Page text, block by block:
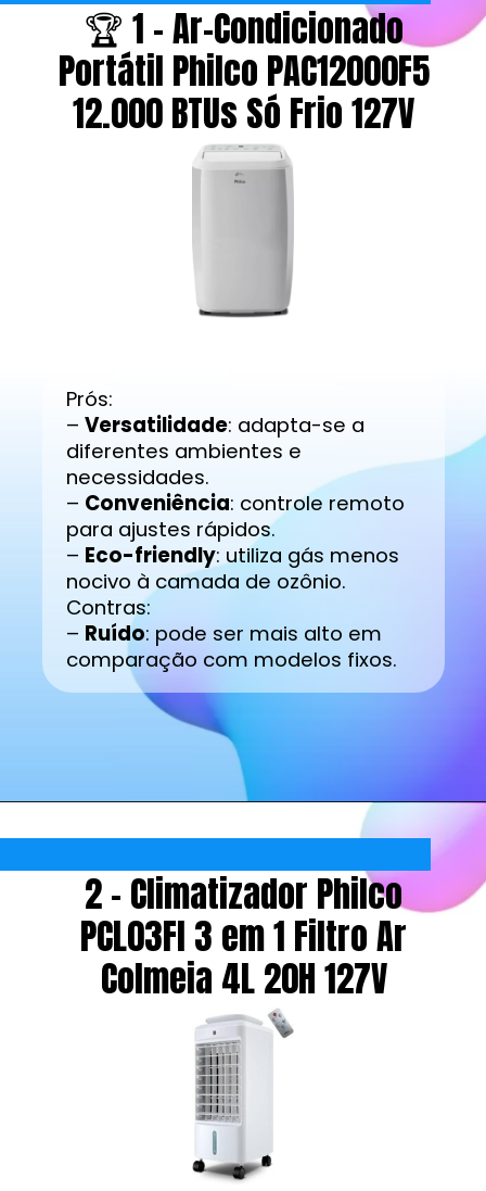
🏆 1 - Ar-Condicionado
Portátil Philco PAC12000F5
12.000 BTUs Só Frio 127V
Prós:
– Versatilidade: adapta-se a
diferentes ambientes e
necessidades.
– Conveniência: controle remoto
para ajustes rápidos.
– Eco-friendly: utiliza gás menos
nocivo à camada de ozônio.
Contras:
– Ruído: pode ser mais alto em
comparação com modelos fixos.
2 - Climatizador Philco
PCL03FI 3 em 1 Filtro Ar
Colmeia 4L 20H 127V